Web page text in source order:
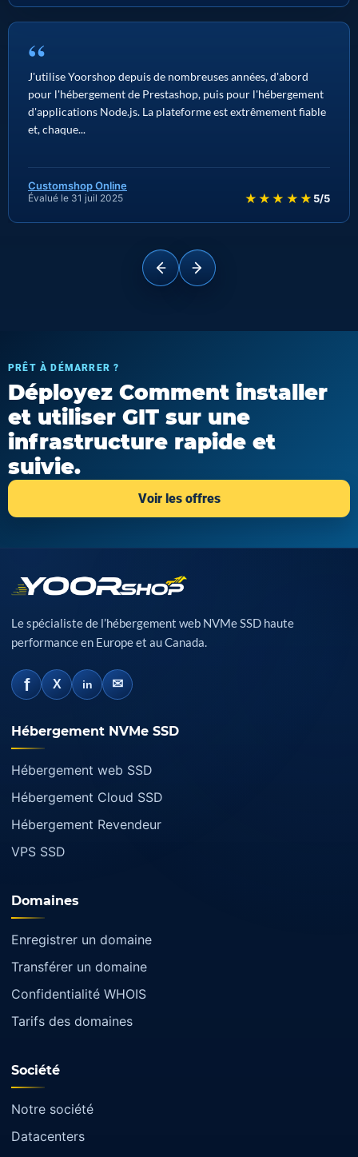
“
J'utilise Yoorshop depuis de nombreuses années, d'abord
pour l'hébergement de Prestashop, puis pour l'hébergement
d'applications Node.js. La plateforme est extrêmement fiable
et, chaque...
Customshop Online
Évalué le 31 juil 2025 ★★★★★ 5/5
PRÊT À DÉMARRER ?
Déployez Comment installer
et utiliser GIT sur une
infrastructure rapide et
suivie.
Voir les offres
Le spécialiste de l’hébergement web NVMe SSD haute
performance en Europe et au Canada.
f X in ✉
Hébergement NVMe SSD
Hébergement web SSD
Hébergement Cloud SSD
Hébergement Revendeur
VPS SSD
Domaines
Enregistrer un domaine
Transférer un domaine
Confidentialité WHOIS
Tarifs des domaines
Société
Notre société
Datacenters